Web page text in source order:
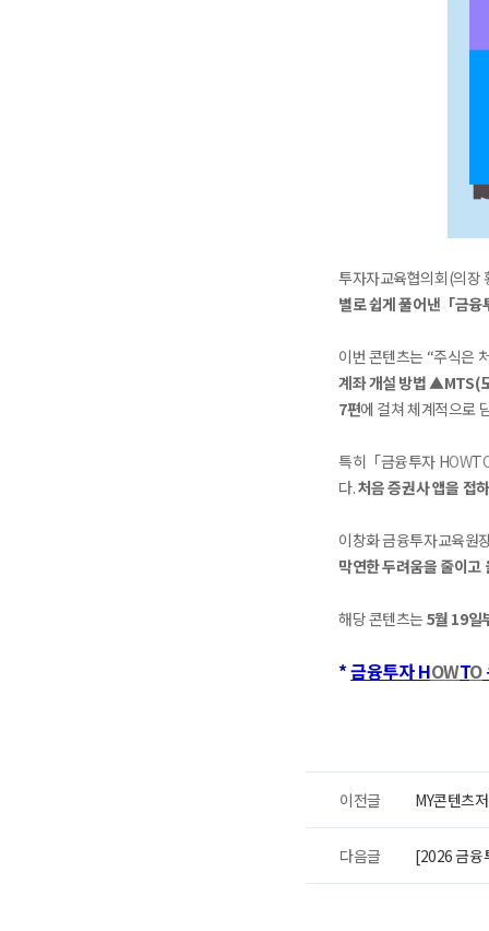
투자자교육협의회(의장
별로 쉽게 풀어낸「금융
이번 콘텐츠는 “주식은
계좌 개설 방법 ▲MTS(
7편에 걸쳐 체계적으로
특히「금융투자 HOWT
다.처음 증권사 앱을 접
이창화 금융투자교육원
막연한 두려움을 줄이고
해당 콘텐츠는5월 19일
*금융투자 HOWTO
이전글 MY콘텐츠
다음글 [2026 금융